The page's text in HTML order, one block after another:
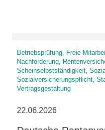
Betriebsprüfung, Freie
Nachforderung,
Scheinselbstständigkeit,
Sozialversicherungspflicht,
Vertragsgestaltung
22.06.2026